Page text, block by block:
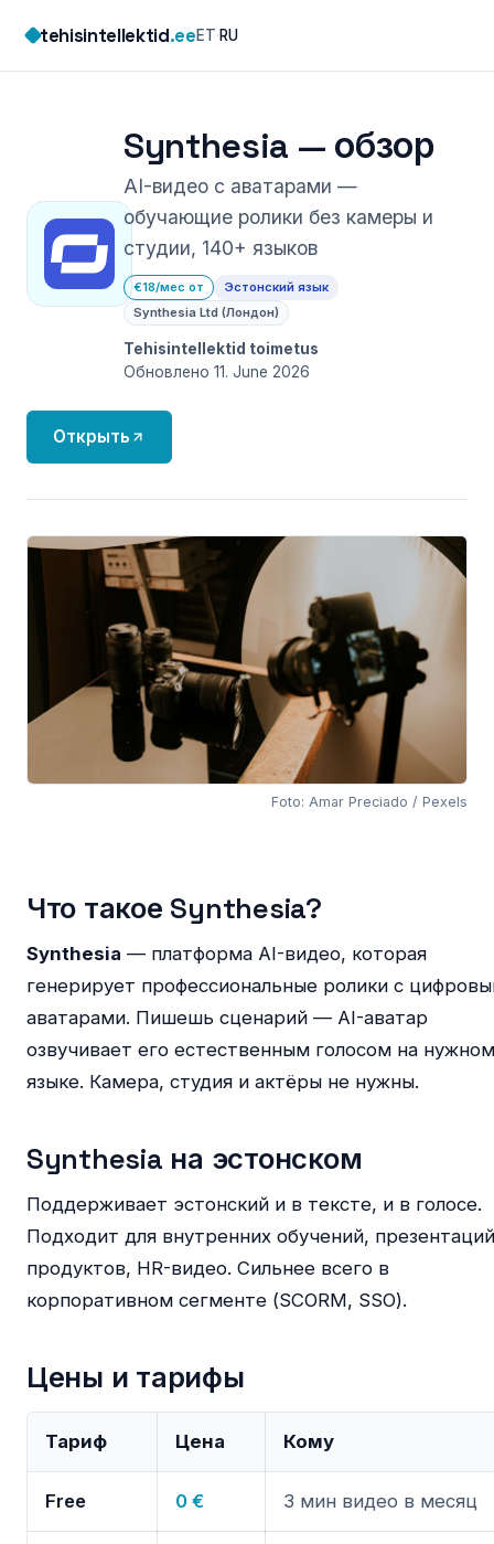
content
tehisintellektid.eeET·RU
Synthesia — обзор
AI-видео с аватарами —
обучающие ролики без камеры и
студии, 140+ языков
€18/мес от
Эстонский язык
Synthesia Ltd (Лондон)
Tehisintellektid toimetus
Обновлено 11. June 2026
Открыть
Foto: Amar Preciado / Pexels
Что такое Synthesia?
Synthesia — платформа AI-видео, которая
генерирует профессиональные ролики с
аватарами. Пишешь сценарий — AI-аватар
озвучивает его естественным голосом на нужном
языке. Камера, студия и актёры не нужны.
Synthesia на эстонском
Поддерживает эстонский и в тексте, и в голосе.
Подходит для внутренних обучений, презентаций
продуктов, HR-видео. Сильнее всего в
корпоративном сегменте (SCORM, SSO).
Цены и тарифы
Тариф Цена Кому
Free 0 € 3 мин видео в месяц